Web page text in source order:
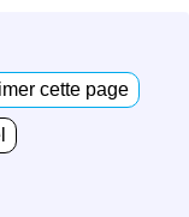
cette page